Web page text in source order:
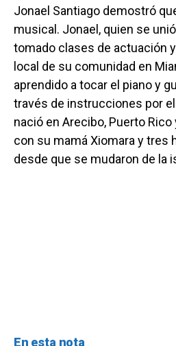
Jonael Santiago demostró
musical. Jonael, quien se
tomado clases de actuación
local de su comunidad en
aprendido a tocar el piano y
través de instrucciones por
nació en Arecibo, Puerto
con su mamá Xiomara y tres
desde que se mudaron de la
En esta nota